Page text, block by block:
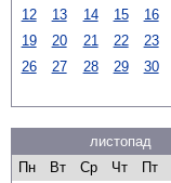
12
13 14 15 16
19
20 21 22 23
26
27 28 29 30
листопад
Пн
Вт Ср Чт Пт